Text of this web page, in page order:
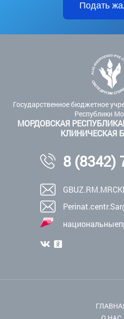
Подать
Государственное бюджетное
Республики
МОРДОВСКАЯ
КЛИНИЧЕСКАЯ
8 (8342)